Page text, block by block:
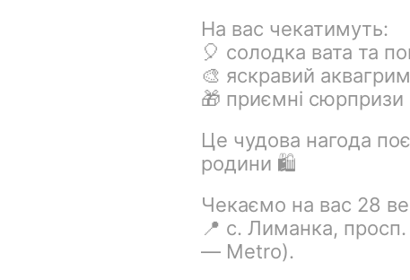
На вас чекатимуть:
🎈 солодка вата та
🎨 яскравий
🎁 приємні
Це чудова нагода
родини 🛍
Чекаємо на вас 28
📍 с. Лиманка,
— Metro).